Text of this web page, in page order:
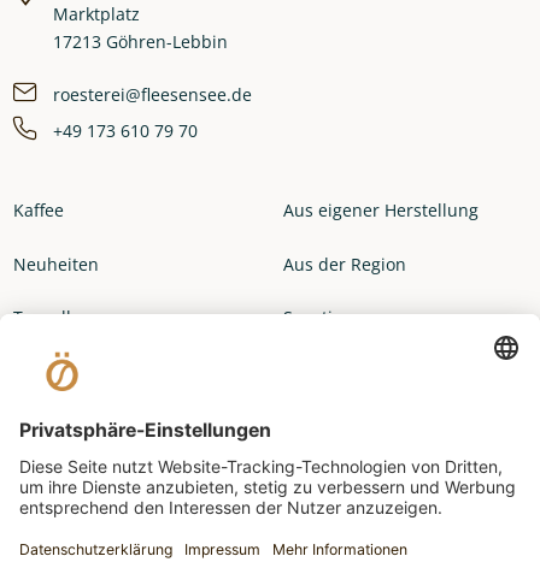
Marktplatz
17213 Göhren-Lebbin
roesterei@fleesensee.de
+49 173 610 79 70
Kaffee
Neuheiten
Topseller
Aus eigener Herstellung
Aus der Region
Sonstiges